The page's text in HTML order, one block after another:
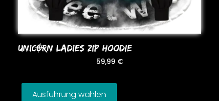
UNICORN LADIES ZIP HooDIE
59,99 €
Ausführung wählen